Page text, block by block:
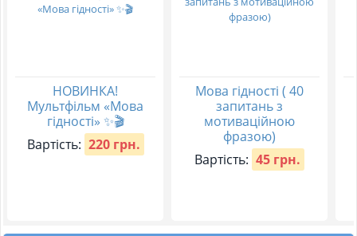
НОВИНКА!
Мультфільм «Мова
гідності» ✨🎬
Вартість: 220 грн.
Мова гідності ( 40
запитань з
мотиваційною
фразою)
Вартість: 45 грн.